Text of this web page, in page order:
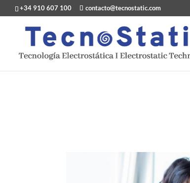
+34 910 607 100 contacto@tecnostatic.com